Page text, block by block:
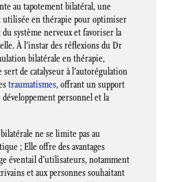
au tapotement bilatéral, une
utilisée en thérapie pour optimiser
système nerveux et favoriser la
À l’instar des réflexions du Dr
bilatérale en thérapie,
de catalyseur à l’autorégulation
traumatismes, offrant un support
personnel et la
ne se limite pas au
; Elle offre des avantages
éventail d’utilisateurs, notamment
et aux personnes souhaitant